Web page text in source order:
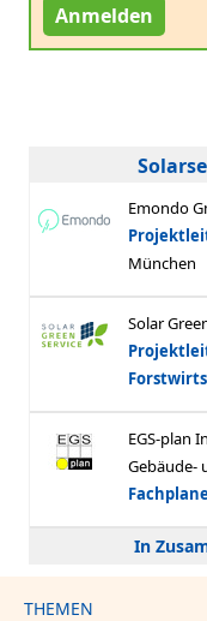
Anmelden
In
THEMEN